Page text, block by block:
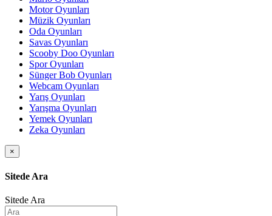
Motor Oyunları
Müzik Oyunları
Oda Oyunları
Savas Oyunları
Scooby Doo Oyunları
Spor Oyunları
Sünger Bob Oyunları
Webcam Oyunları
Yarış Oyunları
Yarışma Oyunları
Yemek Oyunları
Zeka Oyunları
×
Sitede Ara
Sitede Ara